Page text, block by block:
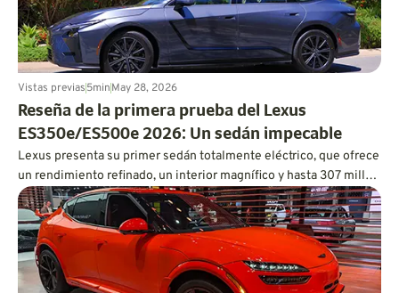
Vistas previas5minMay 28, 2026
Reseña de la primera prueba del Lexus
ES350e/ES500e 2026: Un sedán impecable
Lexus presenta su primer sedán totalmente eléctrico, que ofrece
un rendimiento refinado, un interior magnífico y hasta 307 millas
de autonomía.